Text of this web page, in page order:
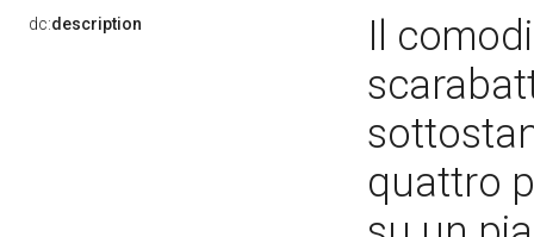
dc:description
Il
quattro